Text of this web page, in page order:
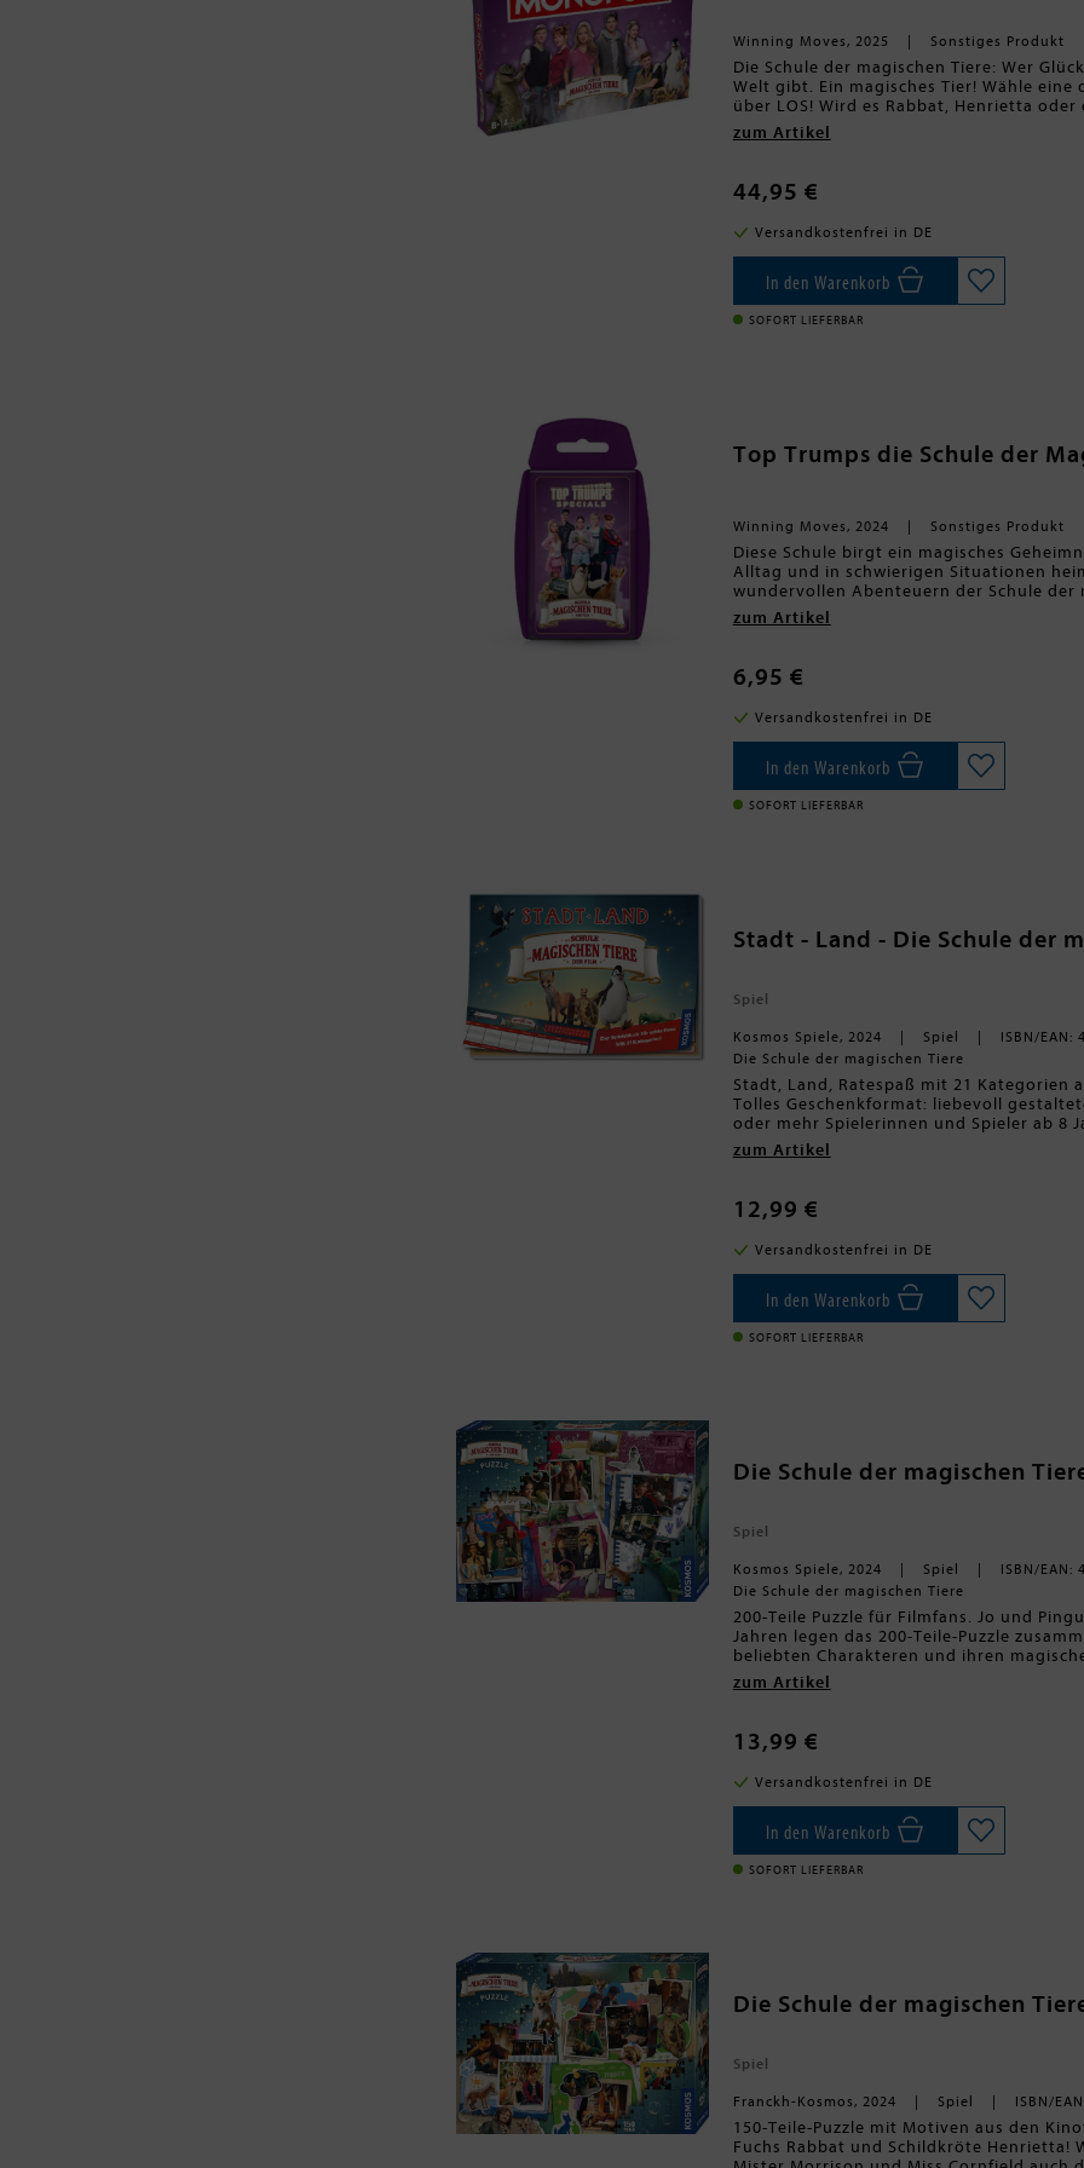
Winning Moves, 2025 Sonstiges Produkt
Die Schule der magischen Tiere: Wer
Welt gibt. Ein magisches Tier! Wähle
über LOS! Wird es Rabbat, Henrietta
Geschichte der Filme auf eine ganz neue
Lieblingscharaktere oder magischen
auf euch warten. Und wenn du und dein
Sieg nichts mehr im Weg!
zum Artikel
44,95 €
Versandkostenfrei in DE
In den Warenkorb
SOFORT LIEFERBAR
Top Trumps die Schule der
Winning Moves, 2024 Sonstiges Produkt
Diese Schule birgt ein magisches
Alltag und in schwierigen Situationen
wundervollen Abenteuern der Schule der
faszinierendsten Momente der Filme
<BR>Tauche ein in ein aufregendes
übertrumpft seinen Gegner? Ziel des
am Ende als strahlender Sieger
in einem praktischen Case, den du
zuhause oder unterwegs!
zum Artikel
6,95 €
Versandkostenfrei in DE
In den Warenkorb
SOFORT LIEFERBAR
Stadt - Land - Die Schule der
Spiel
Kosmos Spiele, 2024 Spiel ISBN/EAN:
Die Schule der magischen Tiere
Stadt, Land, Ratespaß mit 21 Kategorien
Tolles Geschenkformat: liebevoll
oder mehr Spielerinnen und Spieler ab 8
Das beliebte Stadt-Land-Fluss-
passend zur Filmwelt von "Die Schule der
Schildkröte Henrietta, Pinguin Juri, Fuchs
erfolgreichen Kinofilmen. Magischer und
zum Artikel
12,99 €
Versandkostenfrei in DE
In den Warenkorb
SOFORT LIEFERBAR
Die Schule der magischen
Spiel
Kosmos Spiele, 2024 Spiel ISBN/EAN:
Die Schule der magischen Tiere
200-Teile Puzzle für Filmfans. Jo und
Jahren legen das 200-Teile-Puzzle
beliebten Charakteren und ihren
Wintersteinschule? Welche Abenteuer
magischen Tiere dabei? Puzzeln und in
zum Artikel
13,99 €
Versandkostenfrei in DE
In den Warenkorb
SOFORT LIEFERBAR
Die Schule der magischen
Spiel
Franckh-Kosmos, 2024 Spiel ISBN/
150-Teile-Puzzle mit Motiven aus den
Fuchs Rabbat und Schildkröte Henrietta!